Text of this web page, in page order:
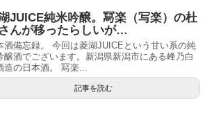
JUICE純米吟醸。冩楽（写楽）の杜
んが移ったらしいが…
酒備忘録。 今回は菱湖JUICEという甘い系の純
醸酒でございます。新潟県新潟市にある峰乃白
造の日本酒。 冩楽...
記事を読む